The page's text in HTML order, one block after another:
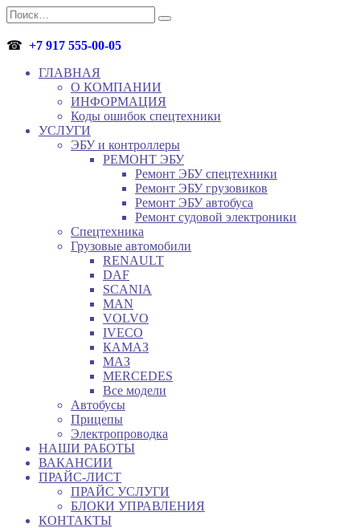
Перейти
к
содержанию
Search
for:
☎ +7 917 555-00-05
ГЛАВНАЯ
О КОМПАНИИ
ИНФОРМАЦИЯ
Коды ошибок спецтехники
УСЛУГИ
ЭБУ и контроллеры
РЕМОНТ ЭБУ
Ремонт ЭБУ спецтехники
Ремонт ЭБУ грузовиков
Ремонт ЭБУ автобуса
Ремонт судовой электроники
Спецтехника
Грузовые автомобили
RENAULT
DAF
SCANIA
MAN
VOLVO
IVECO
КАМАЗ
МАЗ
MERCEDES
Все модели
Автобусы
Прицепы
Электропроводка
НАШИ РАБОТЫ
ВАКАНСИИ
ПРАЙС-ЛИСТ
ПРАЙС УСЛУГИ
БЛОКИ УПРАВЛЕНИЯ
КОНТАКТЫ